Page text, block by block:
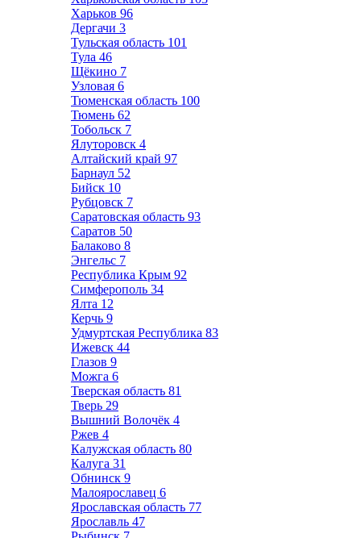
Харьков 96
Дергачи 3
Тульская область 101
Тула 46
Щёкино 7
Узловая 6
Тюменская область 100
Тюмень 62
Тобольск 7
Ялуторовск 4
Алтайский край 97
Барнаул 52
Бийск 10
Рубцовск 7
Саратовская область 93
Саратов 50
Балаково 8
Энгельс 7
Республика Крым 92
Симферополь 34
Ялта 12
Керчь 9
Удмуртская Республика 83
Ижевск 44
Глазов 9
Можга 6
Тверская область 81
Тверь 29
Вышний Волочёк 4
Ржев 4
Калужская область 80
Калуга 31
Обнинск 9
Малоярославец 6
Ярославская область 77
Ярославль 47